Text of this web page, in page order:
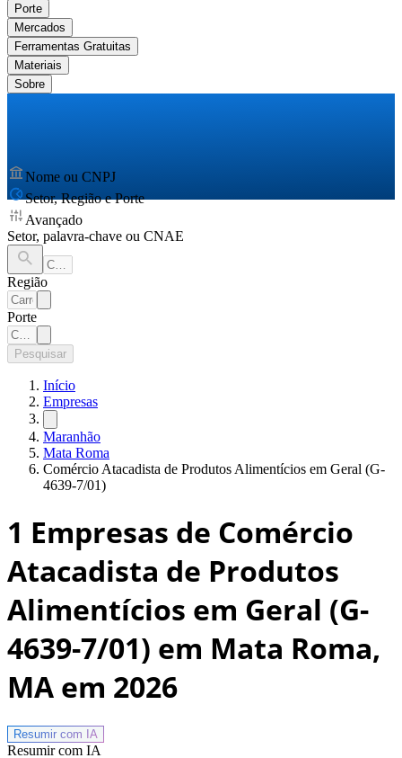
Porte
Mercados
Ferramentas Gratuitas
Materiais
Sobre
Nome ou CNPJ
Setor, Região e Porte
Avançado
Setor, palavra-chave ou CNAE
Região
Porte
Pesquisar
Início
Empresas
Maranhão
Mata Roma
Comércio Atacadista de Produtos Alimentícios em Geral (G-
4639-7/01)
1 Empresas de Comércio
Atacadista de Produtos
Alimentícios em Geral (G-
4639-7/01) em Mata Roma,
MA em 2026
Resumir com IA
Resumir com IA